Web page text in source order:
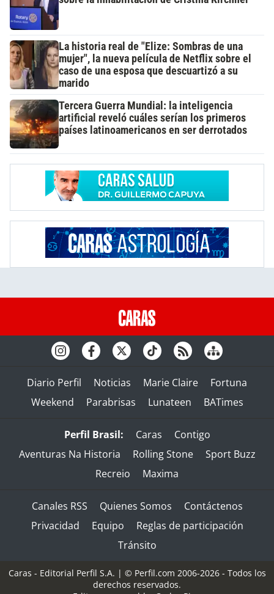
La historia real de "Elize: Sombras de una
mujer", la nueva película de Netflix sobre el
caso de una esposa que descuartizó a su
marido
Tercera Guerra Mundial: la inteligencia
artificial reveló cuáles serían los primeros
países latinoamericanos en ser derrotados
Diario Perfil Noticias Marie Claire
Fortuna
Weekend
Parabrisas Lunateen BATimes
Perfil Brasil: Caras
Contigo
Aventuras Na Historia
Rolling Stone
Sport Buzz
Recreio
Maxima
Canales RSS Quienes Somos
Contáctenos
Privacidad
Equipo
Reglas de participación
Tránsito
Caras - Editorial Perfil S.A. | © Perfil.com 2006-2026 - Todos los
derechos reservados.